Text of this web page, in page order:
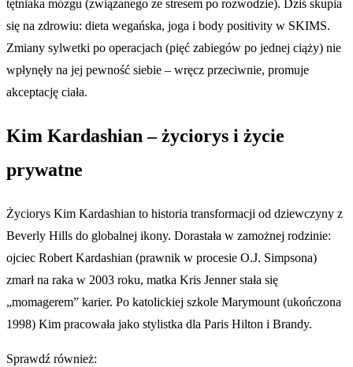
tętniaka mózgu (związanego ze stresem po rozwodzie). Dziś skupia
się na zdrowiu: dieta wegańska, joga i body positivity w SKIMS.
Zmiany sylwetki po operacjach (pięć zabiegów po jednej ciąży) nie
wpłynęły na jej pewność siebie – wręcz przeciwnie, promuje
akceptację ciała.
Kim Kardashian – życiorys i życie
prywatne
Życiorys Kim Kardashian to historia transformacji od dziewczyny z
Beverly Hills do globalnej ikony. Dorastała w zamożnej rodzinie:
ojciec Robert Kardashian (prawnik w procesie O.J. Simpsona)
zmarł na raka w 2003 roku, matka Kris Jenner stała się
„momagerem” karier. Po katolickiej szkole Marymount (ukończona
1998) Kim pracowała jako stylistka dla Paris Hilton i Brandy.
Sprawdź również: